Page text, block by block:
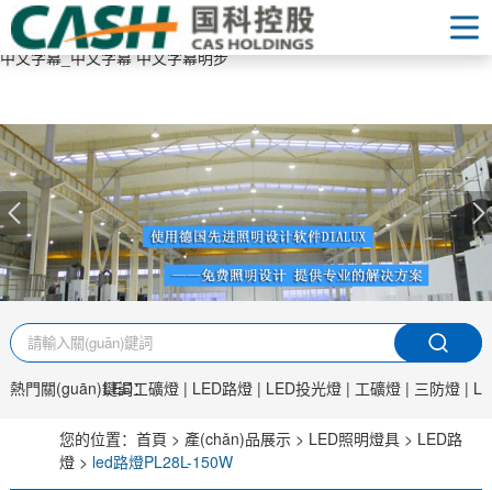
中文字幕在线免费看线人_最好看的MV中文字幕国语电影_中文字幕的_
日本中文字幕在线_亚洲中文字幕在线观看_中文字幕 中文字幕明步_日韩
中文字幕_中文字幕 中文字幕明步
產(chǎn)品展示
LED三防燈
LED工礦燈LED工廠燈
LED泛光燈LED投光燈
LED防爆燈、防腐燈
LED隧道燈
LED路燈
LED室內(nèi)照明
LED美式燈具
景觀亮化燈具
太陽能LED路燈
太陽能LED投光燈
LED工礦燈
LED三防燈
聯(lián)系我們
燈具應用方案
熱門關(guān)鍵詞：
LED工礦燈| LED路燈| LED投光燈| 工礦燈| 三防燈|
您的位置： 首頁 > 產(chǎn)品展示> LED照明燈具> LED路
燈> led路燈PL28L-150W